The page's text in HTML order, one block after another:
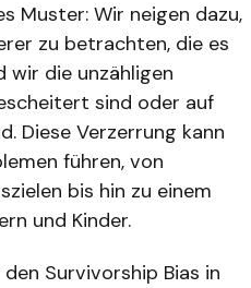
Muster: Wir neigen dazu,
zu betrachten, die es
wir die unzähligen
sind oder auf
Diese Verzerrung kann
führen, von
bis hin zu einem
und Kinder.
Survivorship Bias in